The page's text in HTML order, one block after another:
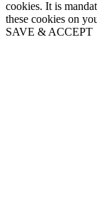
cookies. It is
these cookies on
SAVE & ACCEPT